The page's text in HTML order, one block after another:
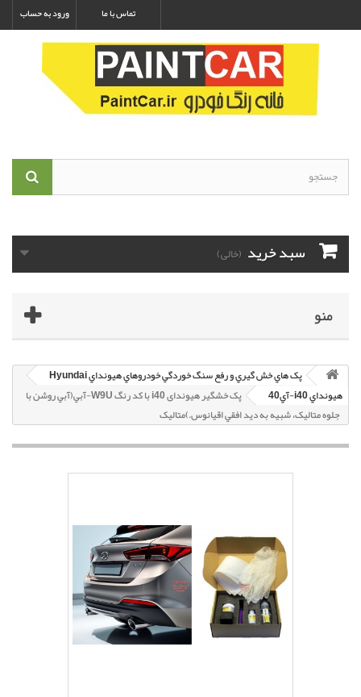
ورود به حساب تماس با ما
سبد خرید (خالی)
منو
پک هاي خش گيري و رفع سنگ خوردگي خودروهاي هيونداي Hyundai
هيونداي i40-آي40
پک خشگير هیوندای i40 با کد رنگ W9U-آبي(آبي روشن با
جلوه متاليک، شبيه به ديد افقي اقيانوس.)متاليک